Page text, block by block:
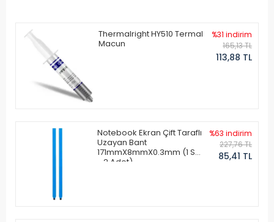
Thermalright HY510 Termal
Macun
%31 indirim
165,13 TL
113,88 TL
Notebook Ekran Çift Taraflı
Uzayan Bant
171mmX8mmX0.3mm (1 Set
- 2 Adet)
%63 indirim
227,76 TL
85,41 TL